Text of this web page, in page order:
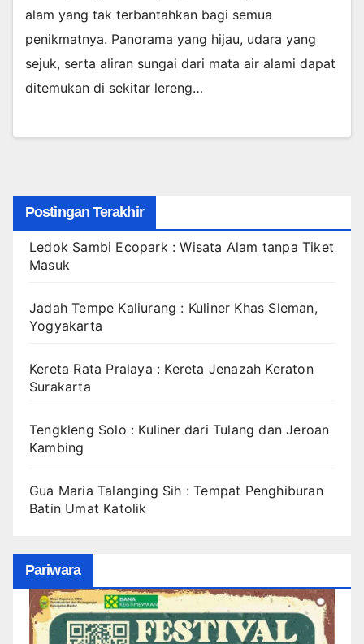
alam yang tak terbantahkan bagi semua
penikmatnya. Panorama yang hijau, udara yang
sejuk, serta aliran sungai dari mata air alami dapat
ditemukan di sekitar lereng…
Postingan Terakhir
Ledok Sambi Ecopark : Wisata Alam tanpa Tiket
Masuk
Jadah Tempe Kaliurang : Kuliner Khas Sleman,
Yogyakarta
Kereta Rata Pralaya : Kereta Jenazah Keraton
Surakarta
Tengkleng Solo : Kuliner dari Tulang dan Jeroan
Kambing
Gua Maria Talanging Sih : Tempat Penghiburan
Batin Umat Katolik
Pariwara